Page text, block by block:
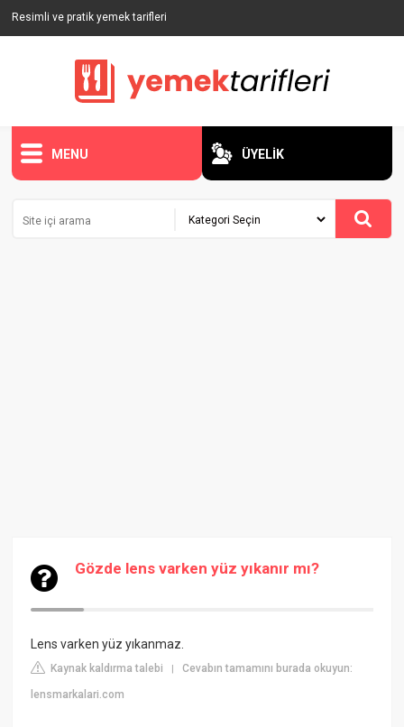
Resimli ve pratik yemek tarifleri
MENU ÜYELİK
Gözde lens varken yüz yıkanır mı?
Lens varken yüz yıkanmaz.
Kaynak kaldırma talebi |Cevabın tamamını burada okuyun:
lensmarkalari.com